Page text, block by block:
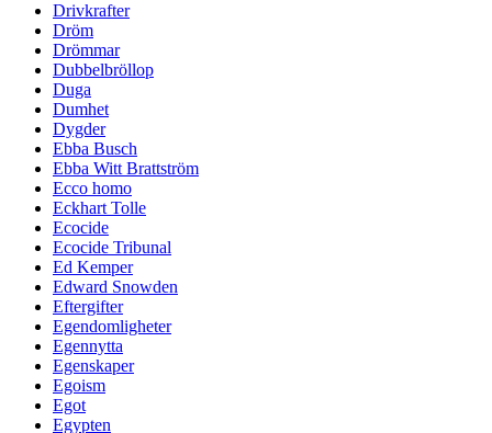
Drivkrafter
Dröm
Drömmar
Dubbelbröllop
Duga
Dumhet
Dygder
Ebba Busch
Ebba Witt Brattström
Ecco homo
Eckhart Tolle
Ecocide
Ecocide Tribunal
Ed Kemper
Edward Snowden
Eftergifter
Egendomligheter
Egennytta
Egenskaper
Egoism
Egot
Egypten